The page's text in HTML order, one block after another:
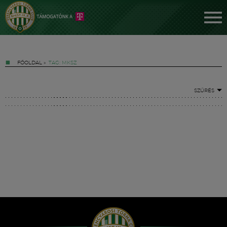
FŐOLDAL » TAG: MKSZ
SZŰRÉS
Hírek